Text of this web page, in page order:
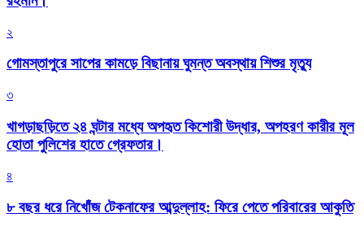
২
গোমস্তাপুরে সাপের কামড়ে বিছানায় ঘুমন্ত অবস্থায় শিশুর মৃত্যু
৩
খাগড়াছড়িতে ২৪ ঘন্টার মধ্যে অপহৃত কিশোরী উদ্ধার, অপহরণ কারীর মূল
হোতা পুলিশের হাতে গ্রেফতার।
৪
৮ বছর ধরে নিখোঁজ টেকনাফের আব্দুল্লাহ: ফিরে পেতে পরিবারের আকুতি